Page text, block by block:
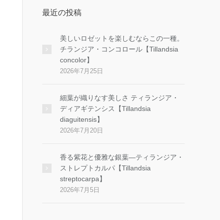
最近の投稿
美しいロゼットを楽しむならこの一種。
チランジア・コンコロール【Tillandsia
concolor】
2026年7月25日
細葉が織りなす美しさ ティランジア・
ディアギテンシス【Tillandsia
diaguitensis】
2026年7月20日
香る紫花と優雅な銀葉―ティランジア・
ストレプトカルパ【Tillandsia
streptocarpa】
2026年7月5日